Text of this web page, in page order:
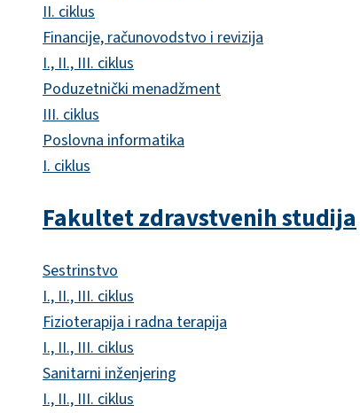
II. ciklus
Financije, računovodstvo i revizija
I., II., III. ciklus
Poduzetnički menadžment
III. ciklus
Poslovna informatika
I. ciklus
Fakultet zdravstvenih studija
Sestrinstvo
I., II., III. ciklus
Fizioterapija i radna terapija
I., II., III. ciklus
Sanitarni inženjering
I., II., III. ciklus